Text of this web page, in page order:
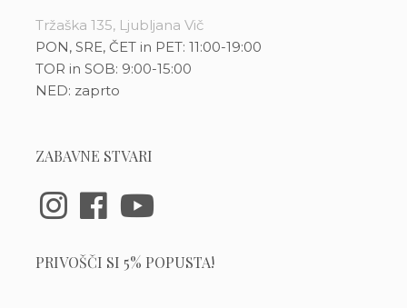
Tržaška 135, Ljubljana Vič
PON, SRE, ČET in PET: 11:00-19:00
TOR in SOB: 9:00-15:00
NED: zaprto
ZABAVNE STVARI
PRIVOŠČI SI 5% POPUSTA!